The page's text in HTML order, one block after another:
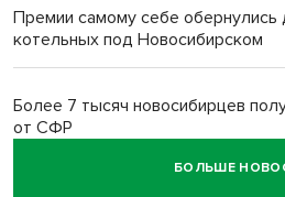
Премии самому себе
котельных под Новосибирском
Более 7 тысяч новосибирцев
от СФР
БОЛЬШЕ